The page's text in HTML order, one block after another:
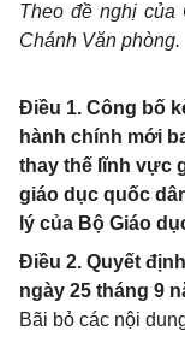
Theo đề nghị của
Chánh Văn phòng.
Điều 1. Công bố
hành chính mới
thay thế lĩnh vực
giáo dục quốc
lý của Bộ Giáo
Điều 2. Quyết
ngày 25 tháng 9
Bãi bỏ các nội